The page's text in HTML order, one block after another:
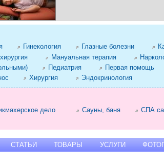
Гинекология Глазные болезни
Мануальная терапия
Педиатрия Первая помощь
Хирургия Эндокринология
дело Сауны, баня СПА
СТАТЬИ ТОВАРЫ УСЛУГИ